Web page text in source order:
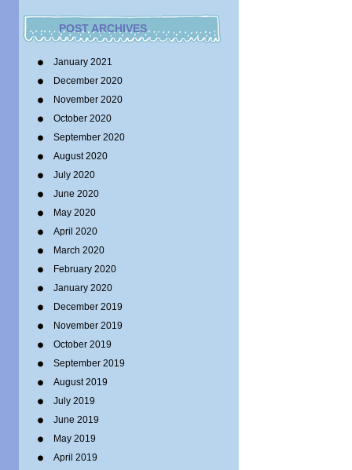
POST ARCHIVES
January 2021
December 2020
November 2020
October 2020
September 2020
August 2020
July 2020
June 2020
May 2020
April 2020
March 2020
February 2020
January 2020
December 2019
November 2019
October 2019
September 2019
August 2019
July 2019
June 2019
May 2019
April 2019